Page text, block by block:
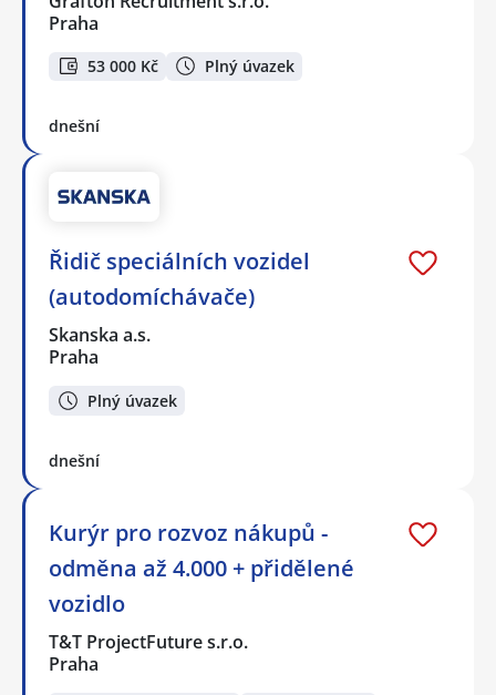
Praha
53 000 Kč Plný úvazek
dnešní
Řidič speciálních vozidel
(autodomíchávače)
Skanska a.s.
Praha
Plný úvazek
dnešní
Kurýr pro rozvoz nákupů -
odměna až 4.000 + přidělené
vozidlo
T&T ProjectFuture s.r.o.
Praha